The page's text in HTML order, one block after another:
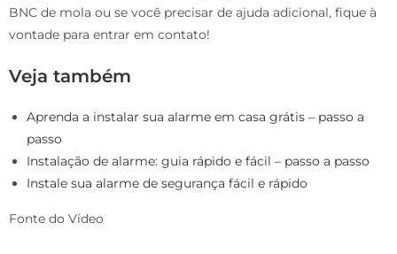
BNC de mola ou se você precisar de ajuda adicional, fique à
vontade para entrar em contato!
Veja também
Aprenda a instalar sua alarme em casa grátis – passo a
passo
Instalação de alarme: guia rápido e fácil – passo a passo
Instale sua alarme de segurança fácil e rápido
Fonte do Vídeo